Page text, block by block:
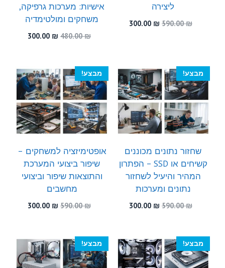
ליצירה
590.00₪
המחיר
300.00 ₪
אישיות: מערכות גרפיקה,
משחקים ומולטימדיה
480.00₪
המחיר
480.00 ₪.
300.00 ₪
המחיר
300.00 ₪.
מבצע!
שחזור נתונים מכוננים
קשיחים או SSD – הפתרון
המהיר והיעיל לשחזור
נתונים ומערכות
590.00₪
המחיר
590.00 ₪.
300.00 ₪
300.00 ₪.
מבצע!
אופטימיזציה למשחקים –
שיפור ביצועי המערכת
והתוצאות שיפור וביצועי
מחשבים
590.00₪
המחיר
590.00 ₪.
300.00 ₪
המחיר
300.00 ₪.
מבצע! מבצע!